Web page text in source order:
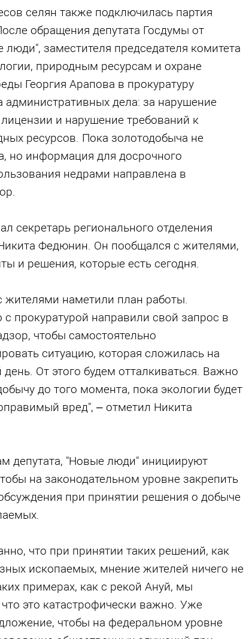
селян также подключилась партия
обращения депутата Госдумы от
заместителя председателя комитета
природным ресурсам и охране
Георгия Арапова в прокуратуру
административных дела: за нарушение
и нарушение требований к
ресурсов. Пока золотодобыча не
но информация для досрочного
недрами направлена в
секретарь регионального отделения
Федюнин. Он пообщался с жителями,
и решения, которые есть сегодня.
жителями наметили план работы.
с прокуратурой направили свой запрос в
чтобы самостоятельно
ситуацию, которая сложилась на
От этого будем отталкиваться. Важно
до того момента, пока экологии будет
вред", – отметил Никита
депутата, "Новые люди" инициируют
на законодательном уровне закрепить
при принятии решения о добыче
что при принятии таких решений, как
ископаемых, мнение жителей ничего не
примерах, как с рекой Ануй, мы
это катастрофически важно. Уже
чтобы на федеральном уровне